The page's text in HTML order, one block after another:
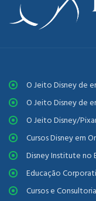
O Jeito Disney de
O Jeito Disney de
O Jeito Disney/
Cursos Disney em
Disney Institute no
Educação
Cursos e